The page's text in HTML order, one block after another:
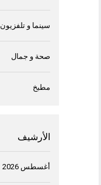
سينما و تلفزيون
صحة و جمال
مطبخ
الأرشيف
أغسطس 2026